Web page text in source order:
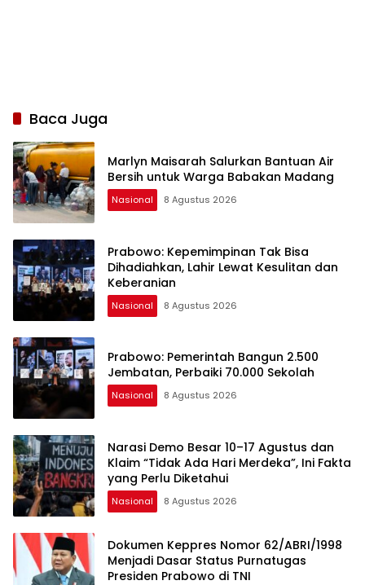
Baca Juga
Marlyn Maisarah Salurkan Bantuan Air
Bersih untuk Warga Babakan Madang
Nasional 8 Agustus 2026
Prabowo: Kepemimpinan Tak Bisa
Dihadiahkan, Lahir Lewat Kesulitan dan
Keberanian
Nasional 8 Agustus 2026
Prabowo: Pemerintah Bangun 2.500
Jembatan, Perbaiki 70.000 Sekolah
Nasional 8 Agustus 2026
Narasi Demo Besar 10–17 Agustus dan
Klaim “Tidak Ada Hari Merdeka”, Ini Fakta
yang Perlu Diketahui
Nasional 8 Agustus 2026
Dokumen Keppres Nomor 62/ABRI/1998
Menjadi Dasar Status Purnatugas
Presiden Prabowo di TNI